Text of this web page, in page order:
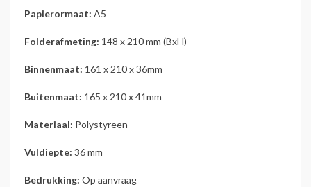
Papierormaat: A5
Folderafmeting: 148 x 210 mm (BxH)
Binnenmaat: 161 x 210 x 36mm
Buitenmaat: 165 x 210 x 41mm
Materiaal: Polystyreen
Vuldiepte: 36 mm
Bedrukking: Op aanvraag